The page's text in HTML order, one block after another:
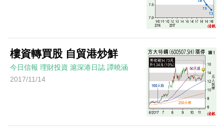
樓資轉買股 自貿港炒鮮
今日信報 理財投資 滬深港日誌 譚曉涵
2017/11/14